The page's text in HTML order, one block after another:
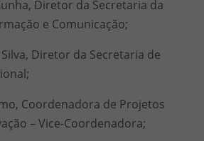
Diretor da Secretaria da
e Comunicação;
Diretor da Secretaria de
Coordenadora de Projetos
– Vice-Coordenadora;